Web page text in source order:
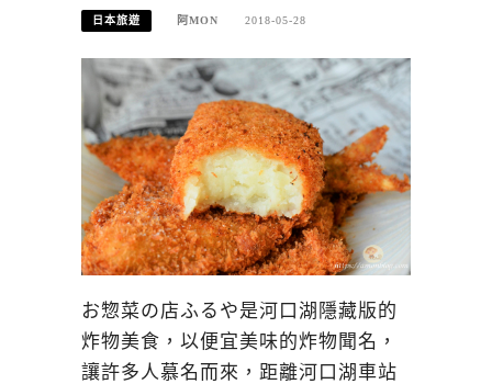
日本旅遊 阿MON 2018-05-28
お惣菜の店ふるや是河口湖隱藏版的
炸物美食，以便宜美味的炸物聞名，
讓許多人慕名而來，距離河口湖車站